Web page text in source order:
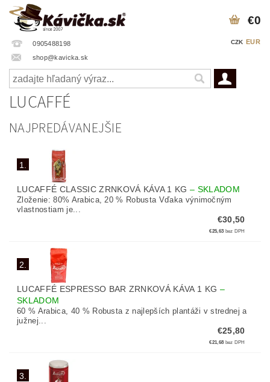
0905488198
shop@kavicka.sk
CZK EUR
€0
LUCAFFÉ
NAJPREDÁVANEJŠIE
1.
LUCAFFÉ CLASSIC ZRNKOVÁ KÁVA 1 KG– SKLADOM
Zloženie: 80% Arabica, 20 % Robusta Vďaka výnimočným
vlastnostiam je...
€30,50
€25,63 bez DPH
2.
LUCAFFÉ ESPRESSO BAR ZRNKOVÁ KÁVA 1 KG –
SKLADOM
60 % Arabica, 40 % Robusta z najlepších plantáži v strednej a
južnej...
€25,80
€21,68 bez DPH
3.